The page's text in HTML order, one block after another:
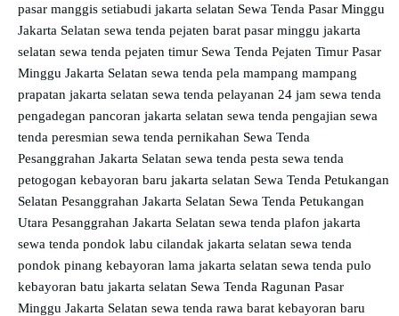
pasar manggis setiabudi jakarta selatan Sewa Tenda Pasar Minggu
Jakarta Selatan sewa tenda pejaten barat pasar minggu jakarta
selatan sewa tenda pejaten timur Sewa Tenda Pejaten Timur Pasar
Minggu Jakarta Selatan sewa tenda pela mampang mampang
prapatan jakarta selatan sewa tenda pelayanan 24 jam sewa tenda
pengadegan pancoran jakarta selatan sewa tenda pengajian sewa
tenda peresmian sewa tenda pernikahan Sewa Tenda
Pesanggrahan Jakarta Selatan sewa tenda pesta sewa tenda
petogogan kebayoran baru jakarta selatan Sewa Tenda Petukangan
Selatan Pesanggrahan Jakarta Selatan Sewa Tenda Petukangan
Utara Pesanggrahan Jakarta Selatan sewa tenda plafon jakarta
sewa tenda pondok labu cilandak jakarta selatan sewa tenda
pondok pinang kebayoran lama jakarta selatan sewa tenda pulo
kebayoran batu jakarta selatan Sewa Tenda Ragunan Pasar
Minggu Jakarta Selatan sewa tenda rawa barat kebayoran baru